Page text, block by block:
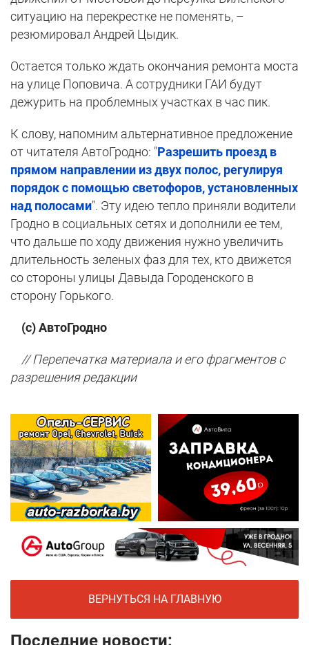
ситуацию на перекрестке не поменять, –
резюмировал Андрей Цыдик.
Остается только ждать окончания ремонта моста
на улице Поповича. А сотрудники ГАИ будут
дежурить на проблемных участках в час пик.
К слову, напомним альтернативное предложение
от читателя АвтоГродно: "Разрешить проезд в
прямом направлении из двух полос, регулируя
порядок с помощью светофоров, установленных
над полосами". Эту идею тепло приняли водители
Гродно в социальных сетях и дополнили ее тем,
что дальше по ходу движения нужно увеличить
длительность зеленых фаз для тех, кто движется
со стороны улицы Давыда Городенского в
сторону Горького.
(с) АвтоГродно
// Перепечатка материала и его фрагментов с
разрешения редакции
ВЕРНУТЬСЯ НА ГЛАВНУЮ
Последние новости: